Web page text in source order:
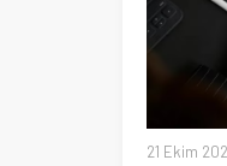
21 Ekim